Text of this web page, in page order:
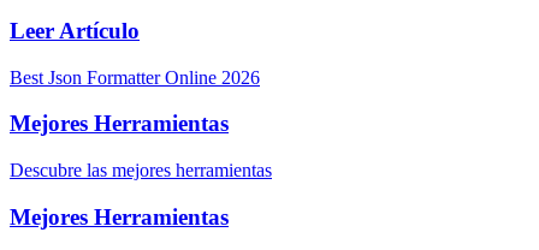
Leer Artículo
Best Json Formatter Online 2026
Mejores Herramientas
Descubre las mejores herramientas
Mejores Herramientas